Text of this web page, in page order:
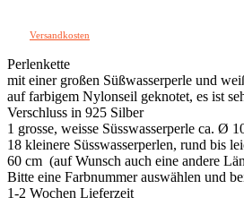
Versandkosten
Perlenkette
mit einer großen Süßwasserperle und
auf farbigem Nylonseil geknotet, es ist
Verschluss in 925 Silber
1 grosse, weisse Süsswasserperle ca. Ø
18 kleinere Süsswasserperlen, rund bis
60 cm (auf Wunsch auch eine andere
Bitte eine Farbnummer auswählen und
1-2 Wochen Lieferzeit